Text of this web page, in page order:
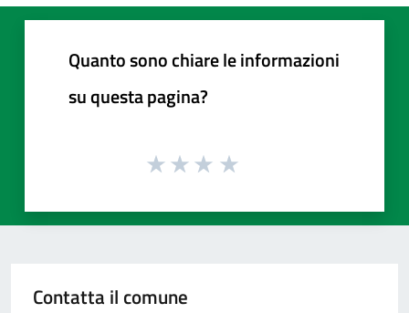
Quanto sono chiare le informazioni
su questa pagina?
Contatta il comune